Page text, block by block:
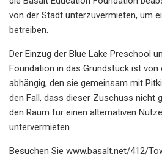
von der Stadt unterzuvermieten, um
betreiben.
Der Einzug der Blue Lake Preschool
Foundation in das Grundstück ist
abhängig, den sie gemeinsam mit
den Fall, dass dieser Zuschuss nicht
den Raum für einen alternativen
untervermieten.
Besuchen Sie www.basalt.net/412/